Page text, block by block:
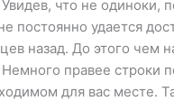
что не
постоянно удается
назад. До этого чем
правее строки
для вас месте.